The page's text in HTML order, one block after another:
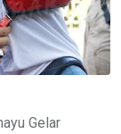
Gelar